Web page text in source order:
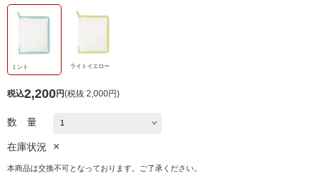
ミント ライトイエロー
税込2,200円(税抜 2,000円)
数 量
在庫状況 ×
本商品は交換不可となっております。ご了承ください。